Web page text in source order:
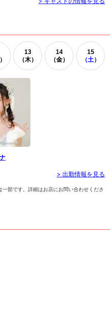
13
（木）
14
（金）
15
（土）
> 出勤情報を見る
部です。詳細はお店にお問い合わせくださ